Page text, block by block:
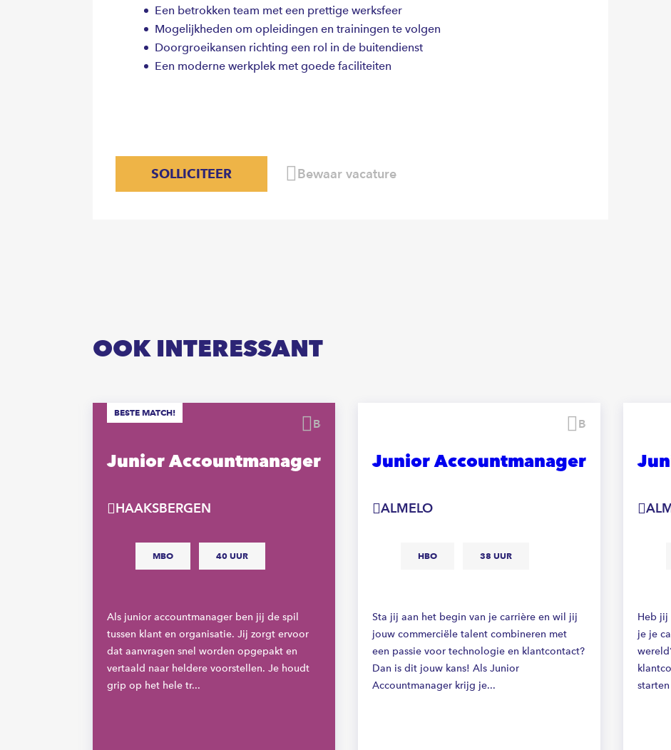
Een betrokken team met een prettige werksfeer
Mogelijkheden om opleidingen en trainingen te volgen
Doorgroeikansen richting een rol in de buitendienst
Een moderne werkplek met goede faciliteiten
SOLLICITEER Bewaar vacature
OOK INTERESSANT
Junior Accountmanager
HAAKSBERGEN
MBO 40 UUR
Als junior accountmanager ben jij de spil
tussen klant en organisatie. Jij zorgt ervoor
dat aanvragen snel worden opgepakt en
vertaald naar heldere voorstellen. Je houdt
grip op het hele tr...
Bewaren
BESTE MATCH!
Junior Accountmanager
ALMELO
HBO 38 UUR
Sta jij aan het begin van je carrière en wil jij
jouw commerciële talent combineren met
een passie voor technologie en klantcontact?
Dan is dit jouw kans! Als Junior
Accountmanager krijg je...
Bewaren
Heb jij
je je